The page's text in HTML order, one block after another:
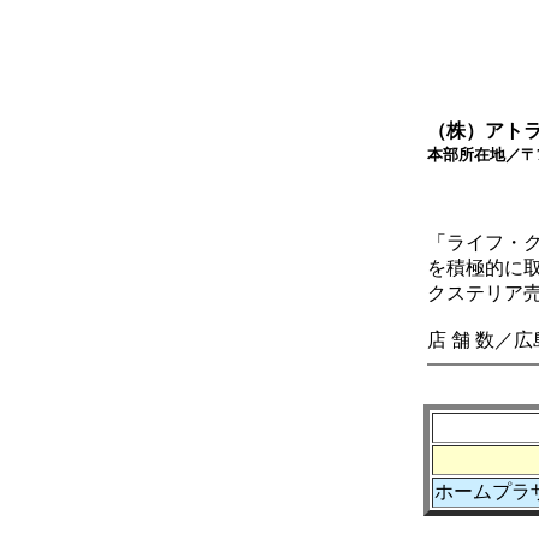
（株）アト
本部所在地／
ＴＥ
ＦＡ
「ライフ・
を積極的に
クステリア
店 舗 数／広
ホームプ